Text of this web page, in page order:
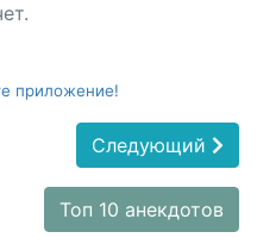
приложение!
Следующий
Топ 10 анекдотов